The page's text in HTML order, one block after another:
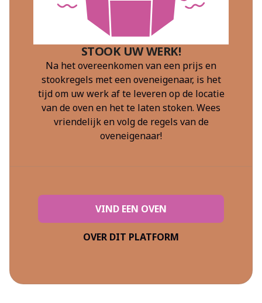
STOOK UW WERK!
Na het overeenkomen van een prijs en
stookregels met een oveneigenaar, is het
tijd om uw werk af te leveren op de locatie
van de oven en het te laten stoken. Wees
vriendelijk en volg de regels van de
oveneigenaar!
VIND EEN OVEN
OVER DIT PLATFORM